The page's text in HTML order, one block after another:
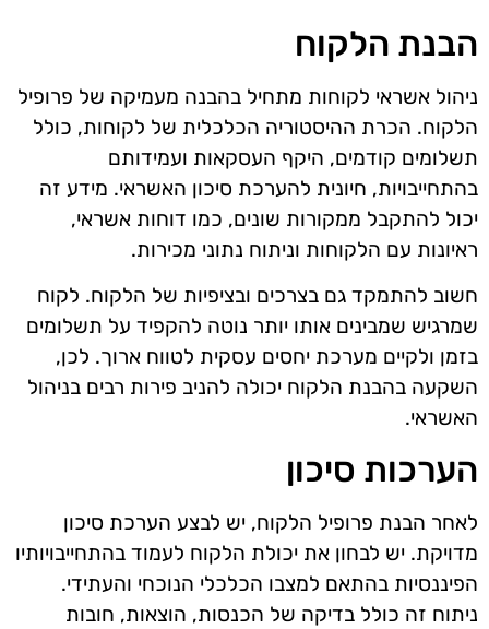
הבנת הלקוח
ניהול אשראי לקוחות מתחיל בהבנה מעמיקה של פרופיל
הלקוח. הכרת ההיסטוריה הכלכלית של לקוחות, כולל
תשלומים קודמים, היקף העסקאות ועמידותם
בהתחייבויות, חיונית להערכת סיכון האשראי. מידע זה
יכול להתקבל ממקורות שונים, כמו דוחות אשראי,
ראיונות עם הלקוחות וניתוח נתוני מכירות.
חשוב להתמקד גם בצרכים ובציפיות של הלקוח. לקוח
שמרגיש שמבינים אותו יותר נוטה להקפיד על תשלומים
בזמן ולקיים מערכת יחסים עסקית לטווח ארוך. לכן,
השקעה בהבנת הלקוח יכולה להניב פירות רבים בניהול
האשראי.
הערכות סיכון
לאחר הבנת פרופיל הלקוח, יש לבצע הערכת סיכון
מדויקת. יש לבחון את יכולת הלקוח לעמוד בהתחייבויותיו
הפיננסיות בהתאם למצבו הכלכלי הנוכחי והעתידי.
ניתוח זה כולל בדיקה של הכנסות, הוצאות, חובות